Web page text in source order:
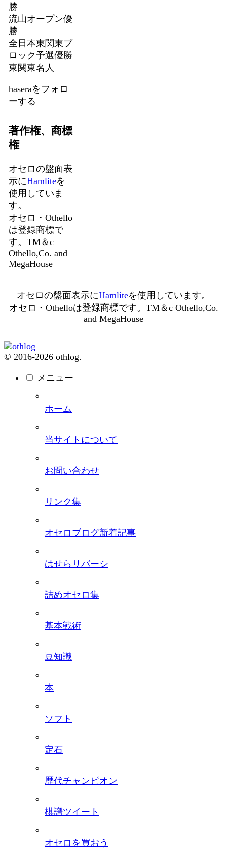
勝
流山オープン優
勝
全日本東関東ブ
ロック予選優勝
東関東名人
haseraをフォロ
ーする
著作権、商標
権
オセロの盤面表
示にHamliteを
使用していま
す。
オセロ・Othello
は登録商標で
す。TM＆c
Othello,Co. and
MegaHouse
オセロの盤面表示にHamliteを使用しています。
オセロ・Othelloは登録商標です。TM＆c Othello,Co.
and MegaHouse
© 2016-2026 othlog.
メニュー
ホーム
当サイトについて
お問い合わせ
リンク集
オセロブログ新着記事
はせらリバーシ
詰めオセロ集
基本戦術
豆知識
本
ソフト
定石
歴代チャンピオン
棋譜ツイート
オセロを買おう